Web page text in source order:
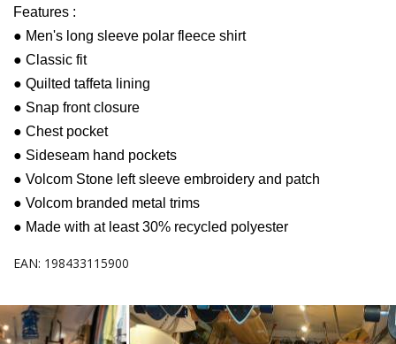
Features :
● Men's long sleeve polar fleece shirt
● Classic fit
● Quilted taffeta lining
● Snap front closure
● Chest pocket
● Sideseam hand pockets
● Volcom Stone left sleeve embroidery and patch
● Volcom branded metal trims
● Made with at least 30% recycled polyester
EAN: 198433115900